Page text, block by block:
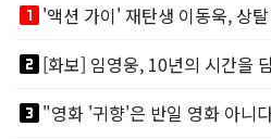
looks_one
looks_two[화보] 임영웅, 10년의 시간을
looks_3"영화 '귀향'은 반일 영화 아니